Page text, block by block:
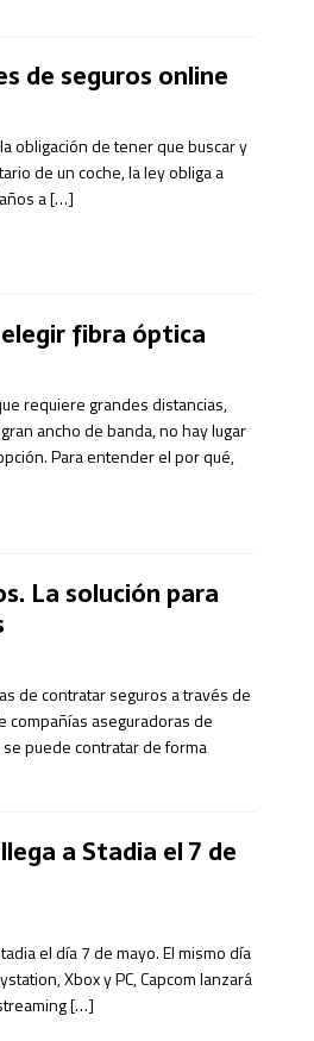
de seguros online
obligación de tener que buscar y
de un coche, la ley obliga a
a[…]
fibra óptica
requiere grandes distancias,
ancho de banda, no hay lugar
Para entender el por qué,
La solución para
de contratar seguros a través de
compañías aseguradoras de
puede contratar de forma
a Stadia el 7 de
el día 7 de mayo. El mismo día
Xbox y PC, Capcom lanzará
[…]